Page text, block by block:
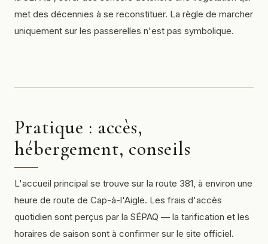
met des décennies à se reconstituer. La règle de marcher
uniquement sur les passerelles n'est pas symbolique.
Pratique : accès,
hébergement, conseils
L'accueil principal se trouve sur la route 381, à environ une
heure de route de Cap-à-l'Aigle. Les frais d'accès
quotidien sont perçus par la SÉPAQ — la tarification et les
horaires de saison sont à confirmer sur le site officiel.